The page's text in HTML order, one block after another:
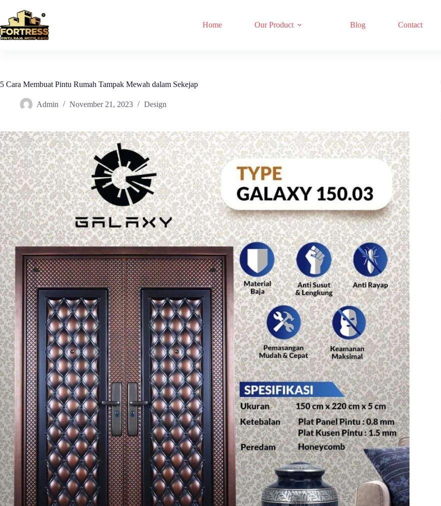
content
Home Our Product Blog Contact
5 Cara Membuat Pintu Rumah Tampak Mewah dalam Sekejap
Admin November 21, 2023 Design